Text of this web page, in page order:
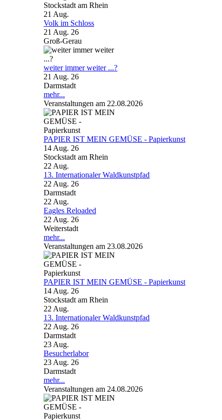
Stockstadt am Rhein
21 Aug.
Volk im Schloss
21 Aug. 26
Groß-Gerau
weiter immer weiter ...?
21 Aug. 26
Darmstadt
mehr...
Veranstaltungen am 22.08.2026
PAPIER IST MEIN GEMÜSE - Papierkunst
14 Aug. 26
Stockstadt am Rhein
22Aug.
13. Internationaler Waldkunstpfad
22 Aug. 26
Darmstadt
22Aug.
Eagles Reloaded
22 Aug. 26
Weiterstadt
mehr...
Veranstaltungen am 23.08.2026
PAPIER IST MEIN GEMÜSE - Papierkunst
14 Aug. 26
Stockstadt am Rhein
22Aug.
13. Internationaler Waldkunstpfad
22 Aug. 26
Darmstadt
23Aug.
Besucherlabor
23 Aug. 26
Darmstadt
mehr...
Veranstaltungen am 24.08.2026